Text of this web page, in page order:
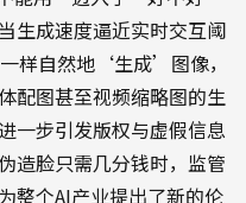
生成速度逼近实时交互阈
样自然地‘生成’图像，
配图甚至视频缩略图的生
一步引发版权与虚假信息
脸只需几分钱时，监管
整个AI产业提出了新的伦